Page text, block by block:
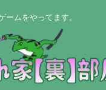
ームをやってます。